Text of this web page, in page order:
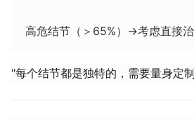
高危结节（＞65%）→考虑直接
"每个结节都是独特的，需要量身定